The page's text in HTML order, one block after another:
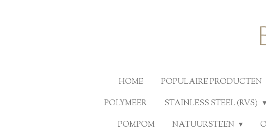
HOME POPULAIRE PRODUCTEN
POLYMEER
STAINLESS STEEL (RVS)
POMPOM
NATUURSTEEN